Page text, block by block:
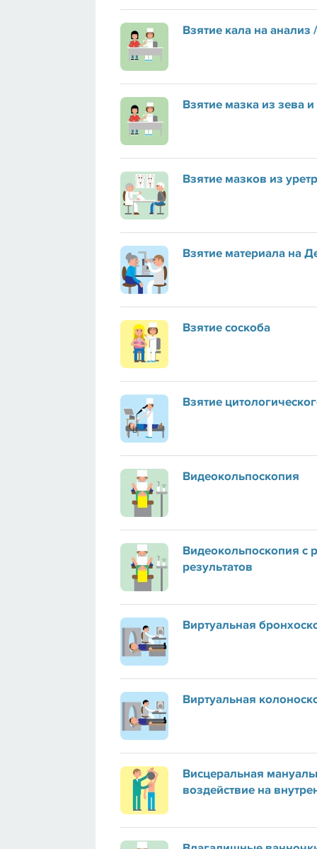
Взятие кала на анализ
Взятие мазка из зева и
Взятие мазков из
Взятие материала на
Взятие соскоба
Взятие
Видеокольпоскопия
Видеокольпоскопия с
результатов
Виртуальная
Виртуальная
Висцеральная
воздействие на